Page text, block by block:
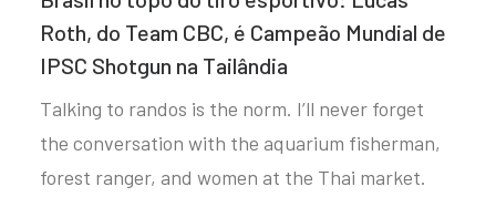
Roth, do Team CBC, é Campeão Mundial de
IPSC Shotgun na Tailândia
Talking to randos is the norm. I’ll never forget
the conversation with the aquarium fisherman,
forest ranger, and women at the Thai market.